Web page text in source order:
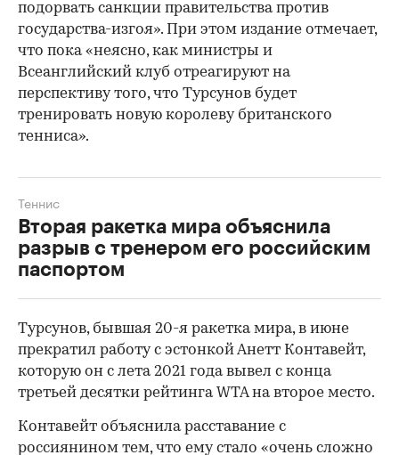
подорвать санкции правительства против
государства-изгоя». При этом издание отмечает,
что пока «неясно, как министры и
Всеанглийский клуб отреагируют на
перспективу того, что Турсунов будет
тренировать новую королеву британского
тенниса».
00:00
Вторая ракетка мира объяснила
разрыв с тренером его российским
паспортом
Теннис
Турсунов, бывшая 20-я ракетка мира, в июне
прекратил работу c эстонкой Анетт Контавейт,
которую он с лета 2021 года вывел с конца
третьей десятки рейтинга WTA на второе место.
Контавейт объяснила расставание с
россиянином тем, что ему стало «очень сложно